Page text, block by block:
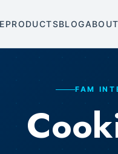
PRODUCTSBLOG
FAM